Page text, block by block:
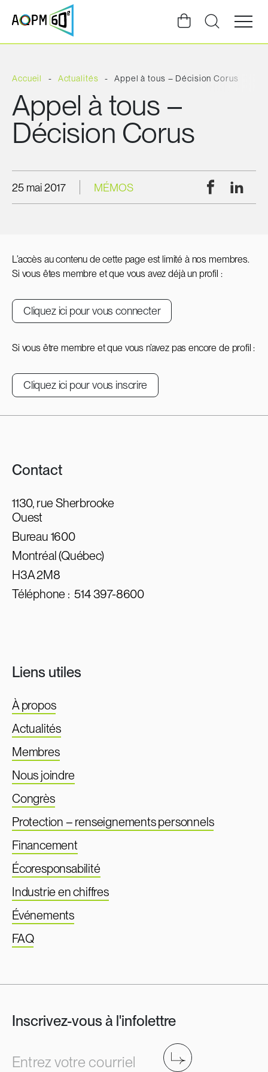
Ouvrir
la
du
Accueil Actualités Appel à tous – Décision Corus
Appel à tous –
Décision Corus
25 mai 2017 MÉMOS Facebook
L’accès au contenu de cette page est limité à nos membres.
Si vous êtes membre et que vous avez déjà un profil :
Cliquez ici pour vous connecter
Si vous être membre et que vous n’avez pas encore de profil :
Cliquez ici pour vous inscrire
Contact
1130, rue Sherbrooke
Ouest
Bureau 1600
Montréal (Québec)
H3A 2M8
Téléphone :514 397-8600
Liens utiles
À propos
Actualités
Membres
Nous joindre
Congrès
Protection – renseignements personnels
Financement
Écoresponsabilité
Industrie en chiffres
Événements
FAQ
Inscrivez-vous à l'infolettre
Entrez votre courriel Envoyer